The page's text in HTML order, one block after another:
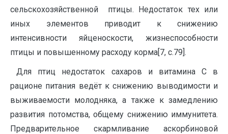
сельскохозяйственной птицы. Недостаток тех или
иных элементов приводит к снижению
интенсивности яйценоскости, жизнеспособности
птицы и повышенному расходу корма[7, с.79].
Для птиц недостаток сахаров и витамина С в
рационе питания ведёт к снижению выводимости и
выживаемости молодняка, а также к замедлению
развития потомства, общему снижению иммунитета.
Предварительное скармливание аскорбиновой